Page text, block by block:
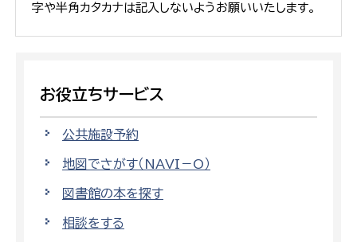
字や半角カタカナは記入しないようお願いいたします。
お役立ちサービス
公共施設予約
地図でさがす（NAVI－O）
図書館の本を探す
相談をする